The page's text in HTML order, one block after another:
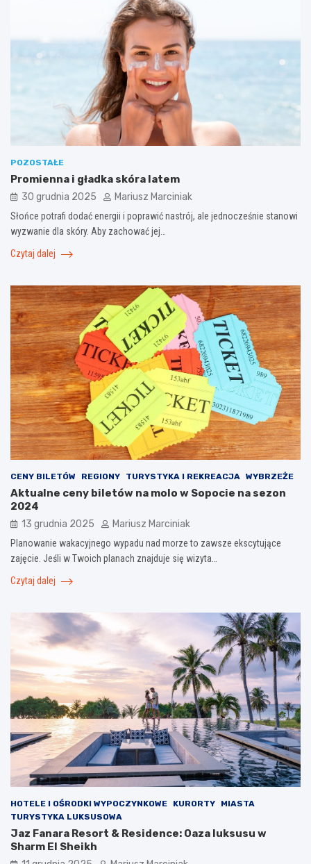
POZOSTAŁE
Promienna i gładka skóra latem
30 grudnia 2025 Mariusz Marciniak
Słońce potrafi dodać energii i poprawić nastrój, ale jednocześnie stanowi
wyzwanie dla skóry. Aby zachować jej…
Czytaj dalej
CENY BILETÓW REGIONY TURYSTYKA I REKREACJA WYBRZEŻE
Aktualne ceny biletów na molo w Sopocie na sezon
2024
13 grudnia 2025 Mariusz Marciniak
Planowanie wakacyjnego wypadu nad morze to zawsze ekscytujące
zajęcie. Jeśli w Twoich planach znajduje się wizyta…
Czytaj dalej
HOTELE I OŚRODKI WYPOCZYNKOWE KURORTY
MIASTA
TURYSTYKA LUKSUSOWA
Jaz Fanara Resort & Residence: Oaza luksusu w
Sharm El Sheikh